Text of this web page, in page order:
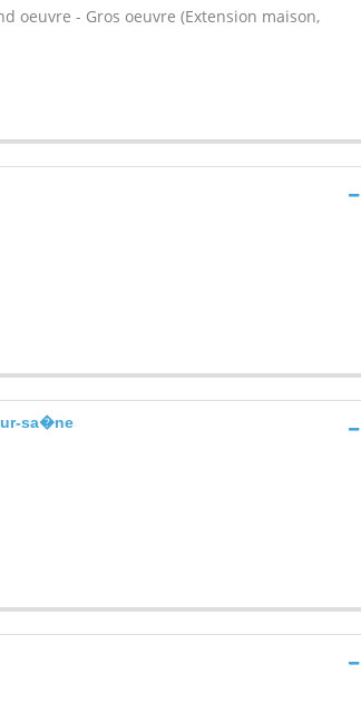
oeuvre - Gros oeuvre (Extension maison,
sa�ne